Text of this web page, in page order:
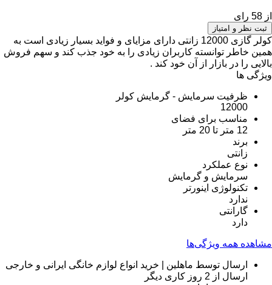
از 58 رای
ثبت نظر و امتیاز
کولر گازی 12000 زانتی دارای مزایای و فواید بسیار زیادی است به
همین خاطر توانسته کاربران زیادی را به خود جذب کند و سهم فروش
بالایی را در بازار از آن خود کند .
ویژگی ها
ظرفیت سرمایش - گرمایش کولر
12000
مناسب برای فضای
12 متر تا 20 متر
برند
زانتی
نوع عملکرد
سرمایش و گرمایش
تکنولوژی اینورتر
ندارد
گارانتی
دارد
مشاهده همه ویژگی‌ها
ارسال توسط ماهلین | خرید انواع لوازم خانگی ایرانی و خارجی
ارسال از 2 روز کاری دیگر